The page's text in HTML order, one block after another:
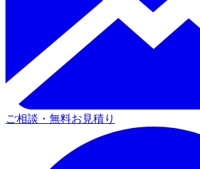
ご相談・無料お見積り